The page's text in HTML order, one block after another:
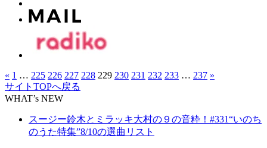
« 1 … 225 226 227 228 229 230 231 232 233 … 237 »
サイトTOPへ戻る
WHAT’s NEW
スージー鈴木とミラッキ大村の９の音粋！#331“いのち
のうた特集”8/10の選曲リスト